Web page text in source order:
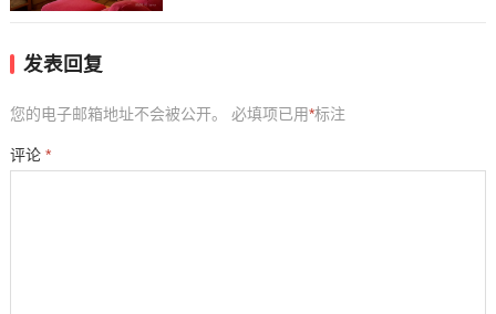
发表回复
您的电子邮箱地址不会被公开。 必填项已用*标注
评论 *